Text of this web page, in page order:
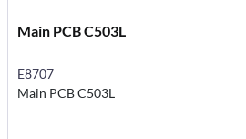
Main PCB C503L
E8707
Main PCB C503L